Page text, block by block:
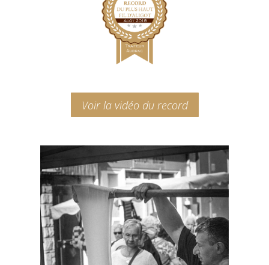
Voir la vidéo du record